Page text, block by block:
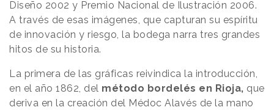
Diseño 2002 y Premio Nacional de Ilustración 2006.
A través de esas imágenes, que capturan su espíritu
de innovación y riesgo, la bodega narra tres grandes
hitos de su historia.
La primera de las gráficas reivindica la introducción,
en el año 1862, del método bordelés en Rioja, que
deriva en la creación del Médoc Alavés de la mano